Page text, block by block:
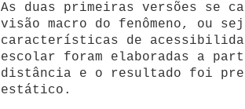
As duas primeiras versões se
visão macro do fenômeno, ou
características de
escolar foram elaboradas a
distância e o resultado foi
estático.